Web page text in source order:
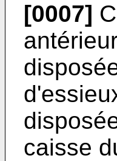
[0007]
caisse